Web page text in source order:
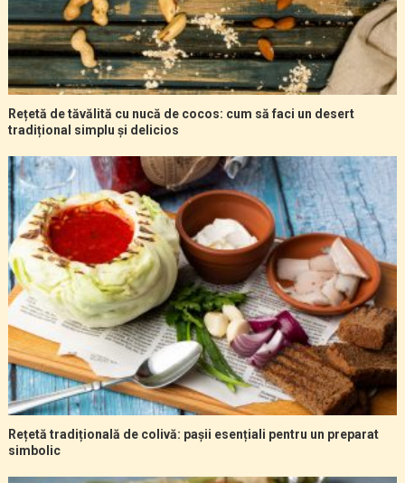
Rețetă de tăvălită cu nucă de cocos: cum să faci un desert
tradițional simplu și delicios
Rețetă tradițională de colivă: pașii esențiali pentru un preparat
simbolic